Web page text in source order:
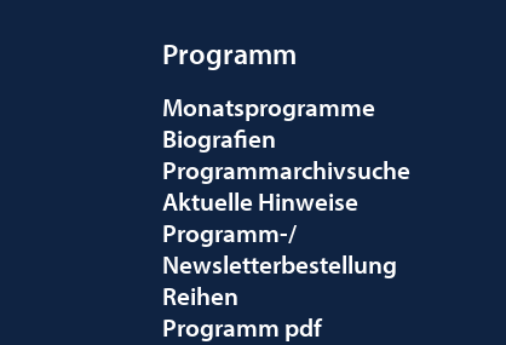
Programm
Monatsprogramme
Biografien
Programmarchivsuche
Aktuelle Hinweise
Programm-/
Newsletterbestellung
Reihen
Programm pdf